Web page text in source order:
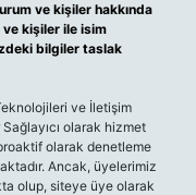
ve kişiler hakkında
ve kişiler ile isim
bilgiler taslak
ve İletişim
olarak hizmet
olarak denetleme
Ancak, üyelerimiz
olup, siteye üye olarak